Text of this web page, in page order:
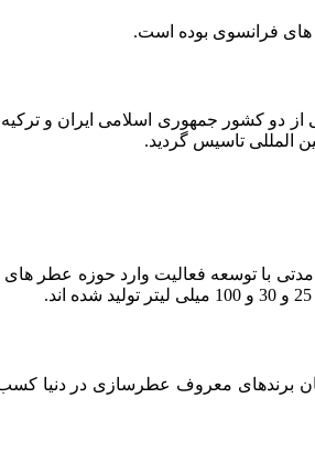
همراه سرمایه گذاری بخش خصوصی از دو کشور جمهوری اسلامی
المللی تاسیس گردید.
برندهای معروف عطرسازی در دنیا کسب